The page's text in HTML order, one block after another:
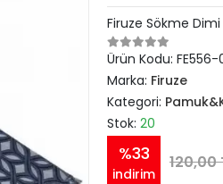
Firuze Sökme
Ürün Kodu: FE556-
Marka: Firuze
Kategori:
Stok: 20
%33
indirim
120,00